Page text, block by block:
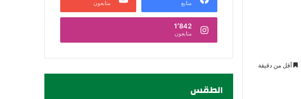
أقل من دقيقة
متابع متابعون
1٬842
متابعون
الطقس